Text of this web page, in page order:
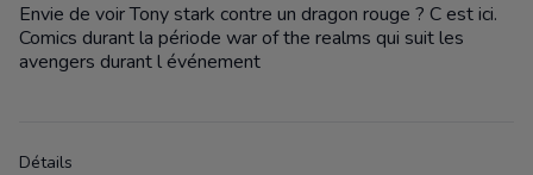
Description
Envie de voir Tony stark contre un dragon rouge ? C est ici.
Comics durant la période war of the realms qui suit les
avengers durant l événement
Détails